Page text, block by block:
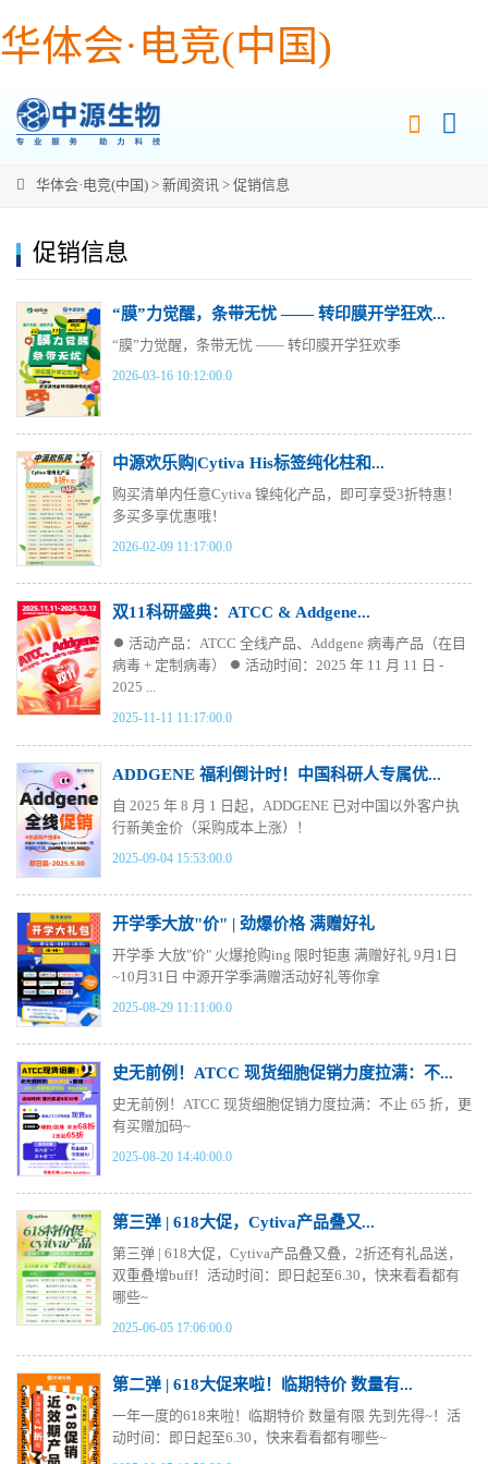
华体会·电竞(中国)
华体会·电竞(中国) > 新闻资讯 > 促销信息
促销信息
“膜”力觉醒，条带无忧 —— 转印膜开学狂欢...
“膜”力觉醒，条带无忧 —— 转印膜开学狂欢季
2026-03-16 10:12:00.0
中源欢乐购|Cytiva His标签纯化柱和...
购买清单内任意Cytiva 镍纯化产品，即可享受3折特惠！
多买多享优惠哦！
2026-02-09 11:17:00.0
双11科研盛典：ATCC & Addgene...
⏺ 活动产品：ATCC 全线产品、Addgene 病毒产品（在目
病毒 + 定制病毒） ⏺ 活动时间：2025 年 11 月 11 日 -
2025 ...
2025-11-11 11:17:00.0
ADDGENE 福利倒计时！中国科研人专属优...
自 2025 年 8 月 1 日起，ADDGENE 已对中国以外客户执
行新美金价（采购成本上涨）！
2025-09-04 15:53:00.0
开学季大放"价" | 劲爆价格 满赠好礼
开学季 大放"价" 火爆抢购ing 限时钜惠 满赠好礼 9月1日
~10月31日 中源开学季满赠活动好礼等你拿
2025-08-29 11:11:00.0
史无前例！ATCC 现货细胞促销力度拉满：不...
史无前例！ATCC 现货细胞促销力度拉满：不止 65 折，更
有买赠加码~
2025-08-20 14:40:00.0
第三弹 | 618大促，Cytiva产品叠又...
第三弹 | 618大促，Cytiva产品叠又叠，2折还有礼品送，
双重叠增buff！活动时间：即日起至6.30，快来看看都有
哪些~
2025-06-05 17:06:00.0
第二弹 | 618大促来啦！临期特价 数量有...
一年一度的618来啦！临期特价 数量有限 先到先得~！活
动时间：即日起至6.30，快来看看都有哪些~